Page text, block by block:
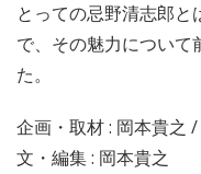
とっての忌野清志郎
で、その魅力について
た。
企画・取材 : 岡本貴之
文・編集 : 岡本貴之